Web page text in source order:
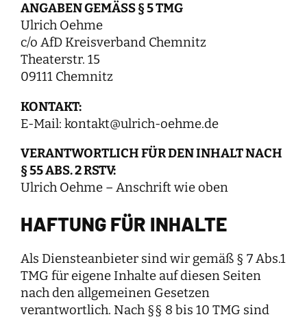
ANGABEN GEMÄSS § 5 TMG
Ulrich Oehme
c/o AfD Kreisverband Chemnitz
Theaterstr. 15
09111 Chemnitz
KONTAKT:
E-Mail: kontakt@ulrich-oehme.de
VERANTWORTLICH FÜR DEN INHALT NACH
§ 55 ABS. 2RSTV:
Ulrich Oehme – Anschrift wie oben
HAFTUNG FÜR INHALTE
Als Diensteanbieter sind wir gemäß § 7 Abs.1
TMG für eigene Inhalte auf diesen Seiten
nach den allgemeinen Gesetzen
verantwortlich. Nach §§ 8 bis 10 TMG sind